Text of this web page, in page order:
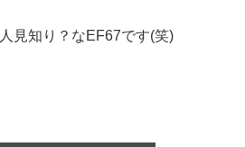
見知り？なEF67です(笑)